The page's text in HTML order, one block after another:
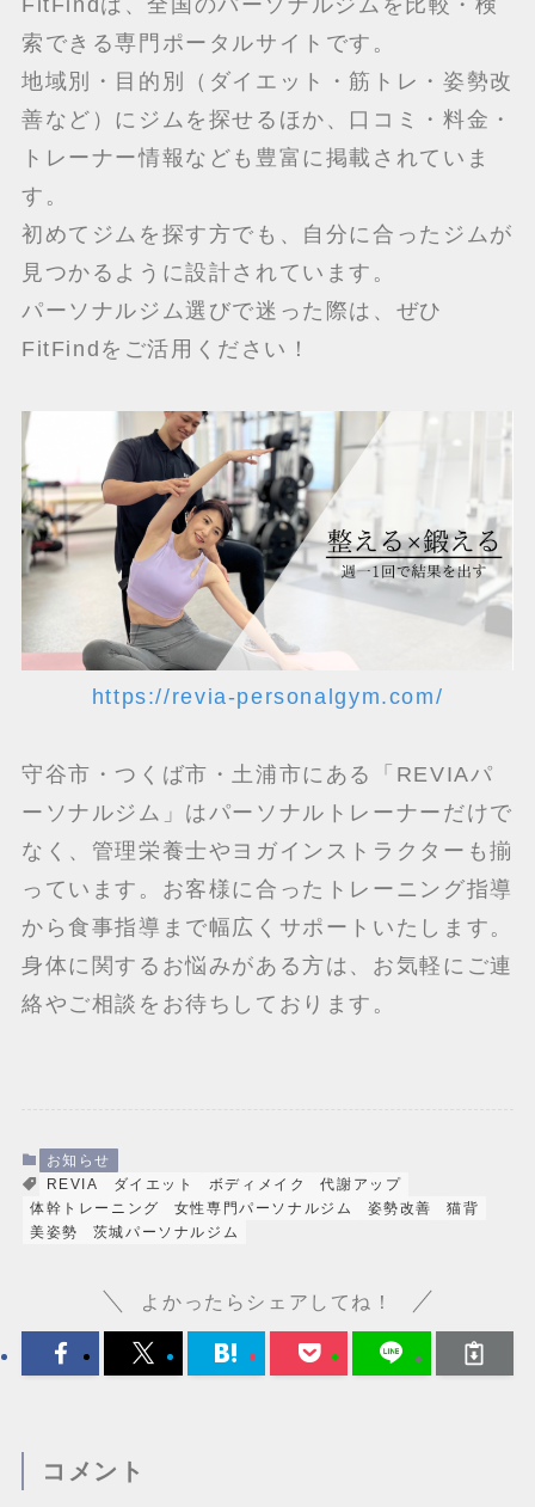
FitFindは、全国のパーソナルジムを比較・検
索できる専門ポータルサイトです。
地域別・目的別（ダイエット・筋トレ・姿勢改
善など）にジムを探せるほか、口コミ・料金・
トレーナー情報なども豊富に掲載されていま
す。
初めてジムを探す方でも、自分に合ったジムが
見つかるように設計されています。
パーソナルジム選びで迷った際は、ぜひ
FitFindをご活用ください！
https://revia-personalgym.com/
守谷市・つくば市・土浦市にある「REVIAパ
ーソナルジム」はパーソナルトレーナーだけで
なく、管理栄養士やヨガインストラクターも揃
っています。お客様に合ったトレーニング指導
から食事指導まで幅広くサポートいたします。
身体に関するお悩みがある方は、お気軽にご連
絡やご相談をお待ちしております。
お知らせ
REVIA
ダイエット ボディメイク
代謝アップ
体幹トレーニング
女性専門パーソナルジム 姿勢改善
猫背
美姿勢
茨城パーソナルジム
よかったらシェアしてね！
コメント